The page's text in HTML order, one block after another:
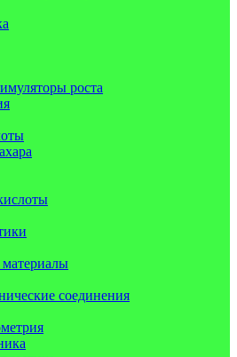
роста
соединения